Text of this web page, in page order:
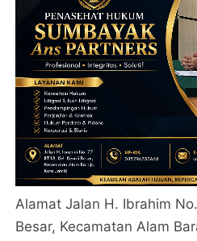
Alamat Jalan H. Ibrahim
Besar, Kecamatan Alam